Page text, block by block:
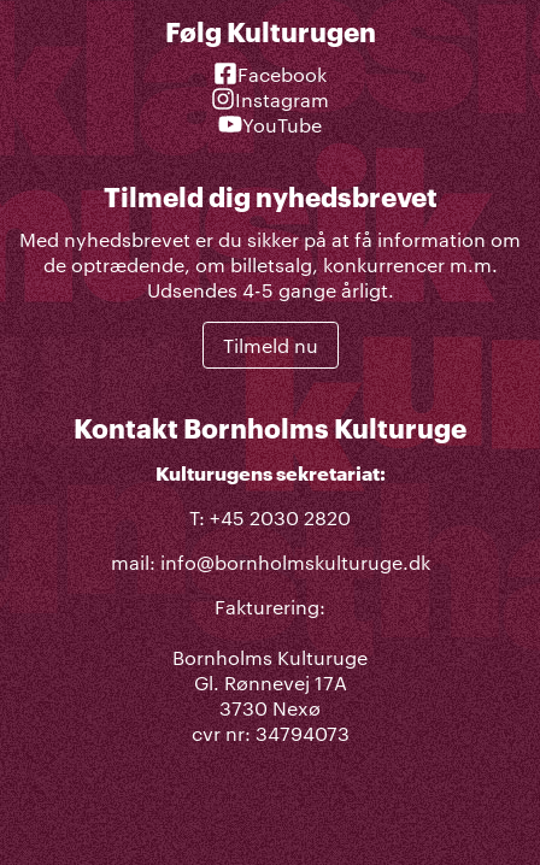
Følg Kulturugen
Facebook
Instagram
YouTube
Tilmeld dig nyhedsbrevet
Med nyhedsbrevet er du sikker på at få information om
de optrædende, om billetsalg, konkurrencer m.m.
Udsendes 4-5 gange årligt.
Tilmeld nu
Kontakt Bornholms Kulturuge
Kulturugens sekretariat:
T: +45 2030 2820
mail:info@bornholmskulturuge.dk
Fakturering:
Bornholms Kulturuge
Gl. Rønnevej 17A
3730 Nexø
cvr nr: 34794073